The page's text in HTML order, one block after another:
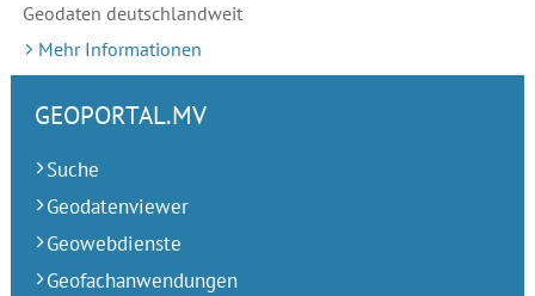
Geodaten deutschlandweit
Mehr Informationen
GEOPORTAL.MV
Suche
Geodatenviewer
Geowebdienste
Geofachanwendungen